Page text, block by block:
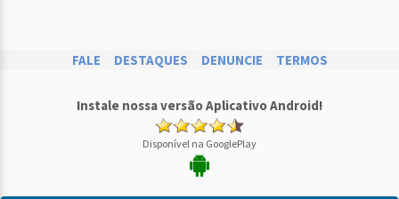
FALE DESTAQUES DENUNCIE TERMOS
Instale nossa versão Aplicativo Android!
Disponível na GooglePlay